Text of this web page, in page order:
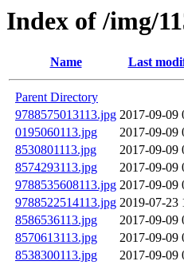
Index of /img/
Name Last
Parent Directory
9788575013113.jpg 2017-09-09
0195060113.jpg
2017-09-09
8530801113.jpg
2017-09-09
8574293113.jpg
2017-09-09
9788535608113.jpg 2017-09-09
9788522514113.jpg 2019-07-23
8586536113.jpg
2017-09-09
8570613113.jpg
2017-09-09
8538300113.jpg
2017-09-09